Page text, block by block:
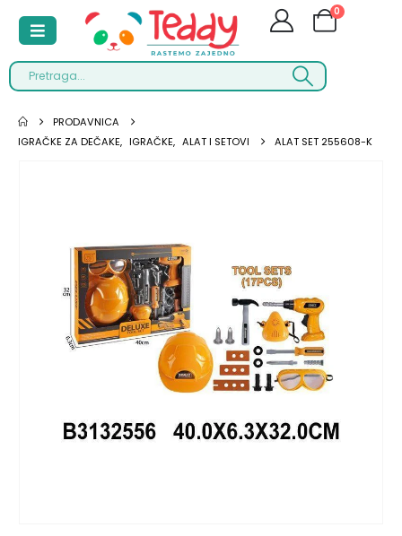
0
PRODAVNICA
IGRAČKE ZA DEČAKE, IGRAČKE, ALAT I SETOVI ALAT SET 255608-K